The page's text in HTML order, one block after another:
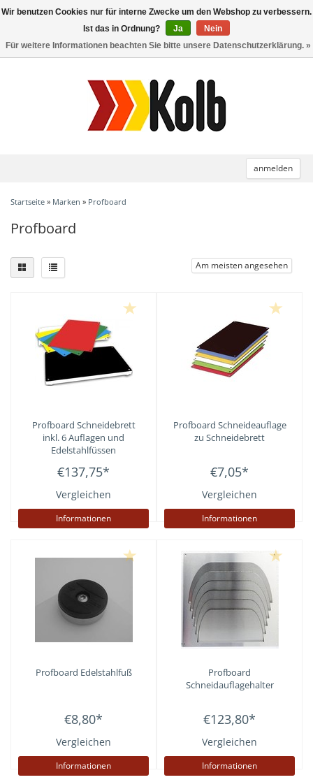
anmelden
Toggle
Startseite » Marken » Profboard
Profboard
Am meisten angesehen
Profboard Schneidebrett
inkl. 6 Auflagen und
Edelstahlfüssen
€137,75*
Vergleichen
Informationen
Profboard Schneideauflage
zu Schneidebrett
€7,05*
Vergleichen
Informationen
Profboard Edelstahlfuß
€8,80*
Vergleichen
Informationen
Profboard
Schneidauflagehalter
€123,80*
Vergleichen
Informationen
Wir benutzen Cookies nur für interne Zwecke um den Webshop zu verbessern.
Ist das in Ordnung?
Ja
Nein
Für weitere Informationen beachten Sie bitte unsere Datenschutzerklärung. »